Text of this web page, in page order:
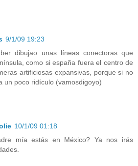
9/1/09 19:23
dibujao unas líneas conectoras que
como si españa fuera el centro de
artificiosas expansivas, porque si no
un poco ridículo (vamosdigoyo)
10/1/09 01:18
mía estás en México? Ya nos irás